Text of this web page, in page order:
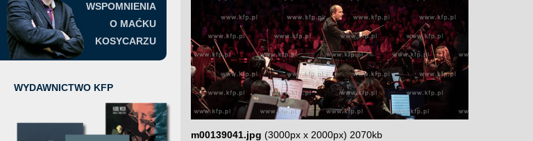
WSPOMNIENIA
O MAĆKU
KOSYCARZU
WYDAWNICTWO KFP
m00139041.jpg (3000px x 2000px) 2070kb